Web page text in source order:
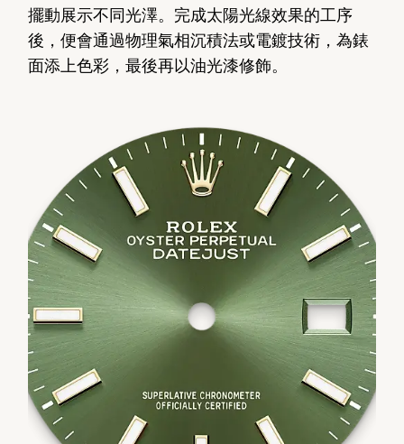
擺動展示不同光澤。完成太陽光線效果的工序
後，便會通過物理氣相沉積法或電鍍技術，為錶
面添上色彩，最後再以油光漆修飾。